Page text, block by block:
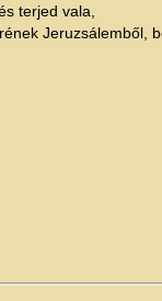
terjed vala,
Jeruzsálemből,